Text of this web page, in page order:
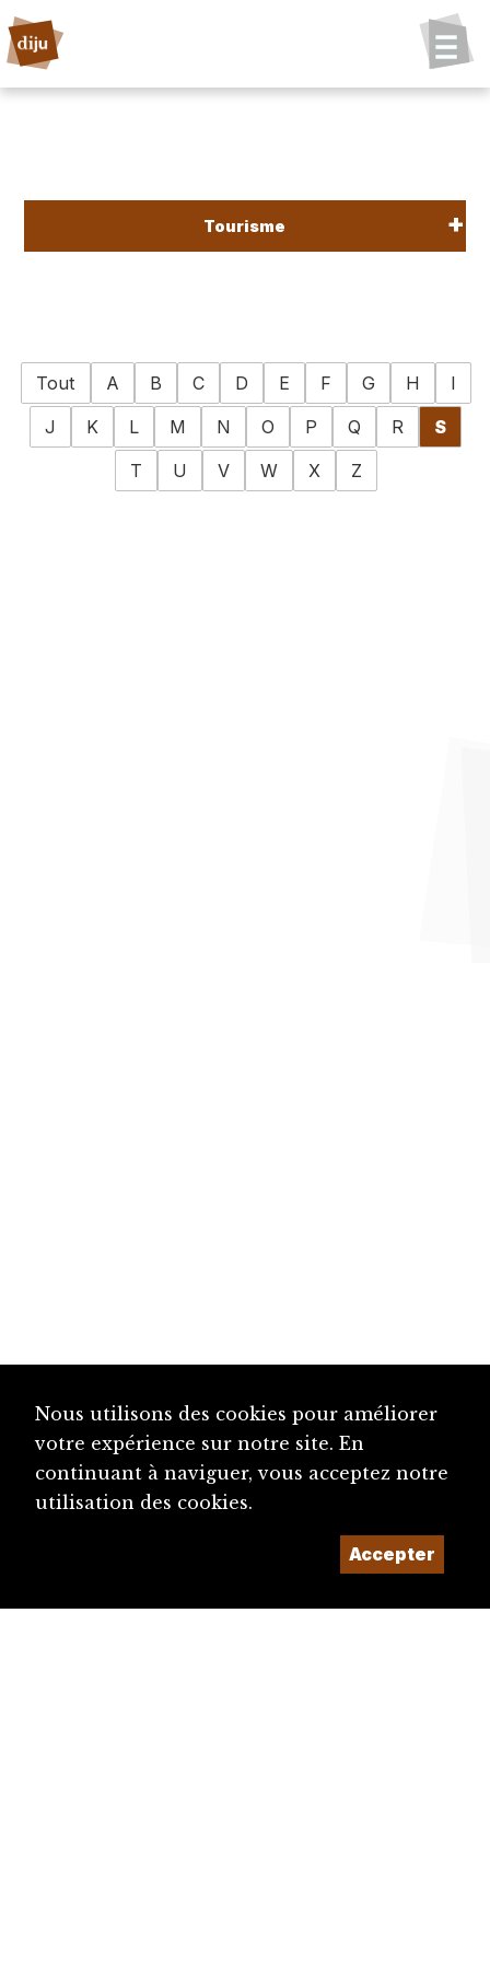
Tourisme
Tout A B C D E F G H
I
J
K L M N O P Q R
S
T
U V W X Z
Nous utilisons des cookies pour améliorer
votre expérience sur notre site. En
continuant à naviguer, vous acceptez notre
utilisation des cookies.
Accepter